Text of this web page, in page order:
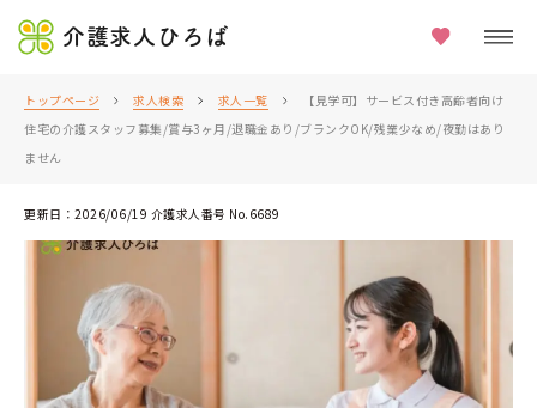
介護求人ひろば
トップページ 求人検索 求人一覧
【見学可】サービス付き高齢者向け
住宅の介護スタッフ募集/賞与3ヶ月/退職金あり/ブランクOK/残業少なめ/夜勤はあり
ません
更新日：2026/06/19 介護求人番号 No.6689